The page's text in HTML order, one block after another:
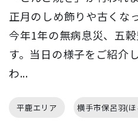
正月のしめ飾りや古くな
今年1年の無病息災、五
す。当日の様子をご紹
わ...
平鹿エリア 横手市保呂羽(ほ